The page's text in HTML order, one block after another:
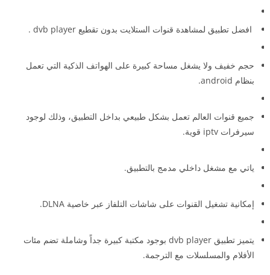
افضل تطبيق لمشاهدة قنوات الستلايت بدون تقطيع dvb player .
حجم خفيف ولا يشغل مساحة كبيرة على الهواتف الذكية التي تعمل
بنظام android.
جميع قنوات العالم تعمل بشكل طبيعي بداخل التطبيق، وذلك لوجود
سيرفرات iptv قوية.
ياتي مع مشغل داخلي مدمج بالتطبيق.
إمكانية تشغيل القنوات على شاشات التلفاز عبر خاصية DLNA.
يتميز تطبيق dvb player بوجود مكتبة كبيرة جداً وشاملة تضم مئات
الأفلام والمسلسلات مع الترجمة.